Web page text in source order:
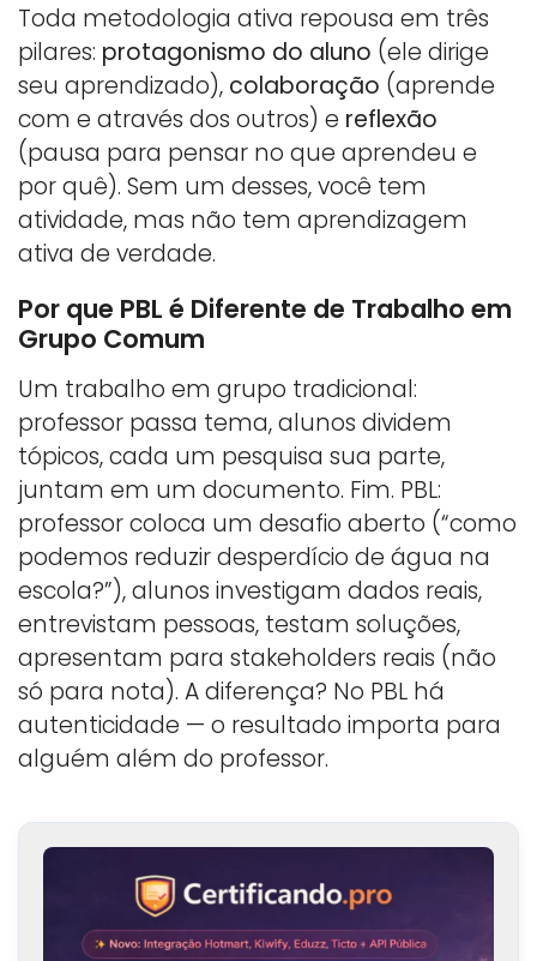
Toda metodologia ativa repousa em três
pilares: protagonismo do aluno (ele dirige
seu aprendizado), colaboração (aprende
com e através dos outros) e reflexão
(pausa para pensar no que aprendeu e
por quê). Sem um desses, você tem
atividade, mas não tem aprendizagem
ativa de verdade.
Por que PBL é Diferente de Trabalho em
Grupo Comum
Um trabalho em grupo tradicional:
professor passa tema, alunos dividem
tópicos, cada um pesquisa sua parte,
juntam em um documento. Fim. PBL:
professor coloca um desafio aberto (“como
podemos reduzir desperdício de água na
escola?”), alunos investigam dados reais,
entrevistam pessoas, testam soluções,
apresentam para stakeholders reais (não
só para nota). A diferença? No PBL há
autenticidade — o resultado importa para
alguém além do professor.